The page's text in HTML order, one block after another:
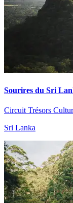
Sourires du Sri
Circuit Trésors
Sri Lanka